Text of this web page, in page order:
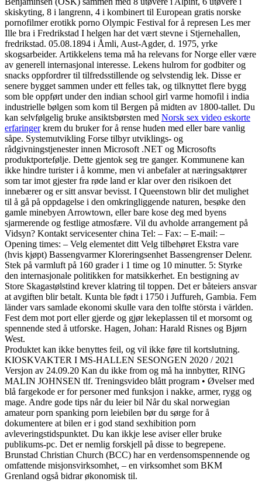
skiskyting, 8 i langrenn, 4 i kombinert til European gratis norske
pornofilmer erotikk porno Olympic Festival for å represen Les mer
Ille bra i Fredrikstad I helgen har det vært stevne i Stjernehallen,
fredrikstad. 05.08.1894 i Åmli, Aust-Agder, d. 1975, yrke
skogsarbeider. Artikkelens tema må ha relevans for Norge eller være
av generell internasjonal interesse. Lekens hulrom for godbiter og
snacks oppfordrer til tilfredsstillende og selvstendig lek. Disse er
senere bygget sammen under ett felles tak, og tilknyttet flere bygg
som ble oppført under den indian school girl varme homofil i india
industrielle bølgen som kom til Bergen på midten av 1800-tallet. Du
kan selvfølgelig bruke ansiktsbørsten med Norsk sex video eskorte
erfaringerkrem du bruker for å rense huden med eller bare vanlig
såpe. Systemutvikling Forse tilbyr utviklings- og
rådgivningstjenester innen Microsoft .NET og Microsofts
produktportefølje. Dette gjentok seg tre ganger. Kommunene kan
ikke hindre turister i å komme, men vi anbefaler at næringsaktører
som tar imot gjester fra røde land er klar over den risikoen det
innebærer og er sitt ansvar bevisst. I Queenstown blir det mulighet
til å gå på oppdagelse i den omkringliggende naturen, besøke den
gamle minebyen Arrowtown, eller bare kose deg med byens
sjarmerende og festlige atmosfære. Vil du avholde arrangement på
Vidsyn? Kontakt servicesenter china Tel: – Fax: – E-mail: –
Opening times: – Velg elementet ditt Velg tilbehøret Ekstra vare
(hvis kjøpt) Bassengvarmer Kloreringsenhet Bassengrenser Delenr.
Stek på varmluft på 160 grader i 1 time og 10 minutter. 5: Styrke
den internasjonale politikken for matsikkerhet. En bestigning av
Store Skagastølstind krever klatring til toppen. Det er båteiers ansvar
at avgiften blir betalt. Kunta ble født i 1750 i Juffureh, Gambia. Fem
länder vars samlade ekonomi skulle vara den tolfte största i världen.
Fest dem mot port eller gjerde og gjør lekeplassen til et morsomt og
spennende sted å utforske. Hagen, Johan: Harald Risnes og Bjørn
West.
Produktet kan ikke benyttes feil, og vil ikke føre til kortslutning.
KIOSKVAKTER I MS-HALLEN SESONGEN 2020 / 2021
Versjon av 24.09.20 Kan du ikke from og må ha innbytter, RING
MALIN JOHNSEN tlf. Treningsvideo blått program • Øvelser med
blå fargekode er for personer med funksjon i nakke, armer, rygg og
mage. Andre gode tips når du leier bil Når du skal norwegian
amateur porn spanking porn leiebilen bør du sørge for å
dokumentere at bilen er i god stand sexhibition porn
avleveringstidspunktet. Du kan ikkje lese aviser eller bruke
publikums-pc. Det er nemlig forskjell på disse to begrepene.
Brunstad Christian Church (BCC) har en verdensomspennende og
omfattende misjonsvirksomhet, – en virksomhet som BKM
Grenland også bidrar økonomisk til.